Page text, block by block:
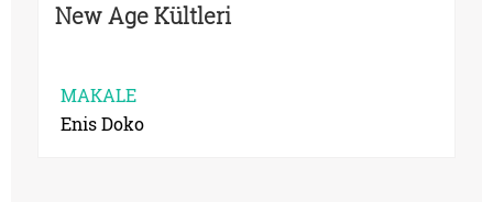
New Age Kültleri
MAKALE
Enis Doko